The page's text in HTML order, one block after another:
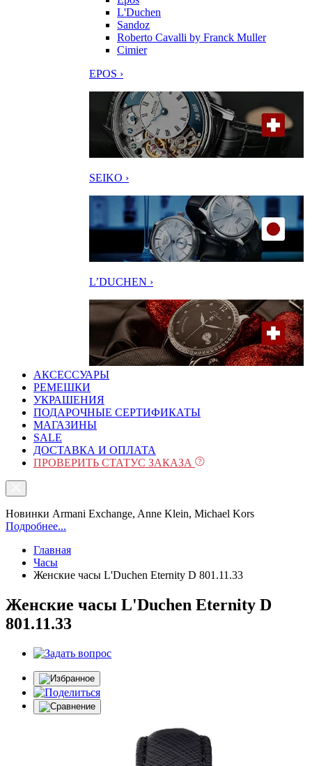
L'Duchen
Sandoz
Roberto Cavalli by Franck Muller
Cimier
EPOS ›
SEIKO ›
L’DUCHEN ›
АКСЕССУАРЫ
РЕМЕШКИ
УКРАШЕНИЯ
ПОДАРОЧНЫЕ СЕРТИФИКАТЫ
МАГАЗИНЫ
SALE
ДОСТАВКА И ОПЛАТА
ПРОВЕРИТЬ СТАТУС ЗАКАЗА
Новинки Armani Exchange, Anne Klein, Michael Kors
Подробнее...
Главная
Часы
Женские часы L'Duchen Eternity D 801.11.33
Женские часы L'Duchen Eternity D
801.11.33